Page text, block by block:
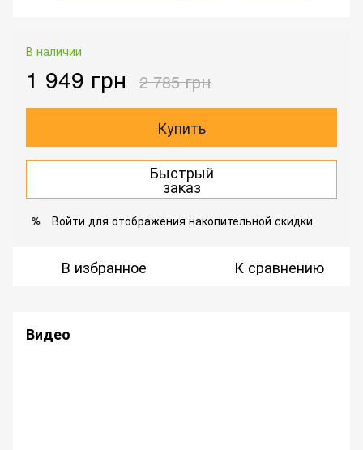
В наличии
1 949 грн 2 785 грн
Купить
Быстрый
заказ
% Войти для отображения накопительной скидки
В избранное К сравнению
Видео